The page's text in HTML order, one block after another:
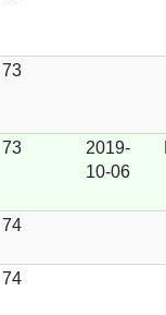
73
73
2019-
10-06
74
74